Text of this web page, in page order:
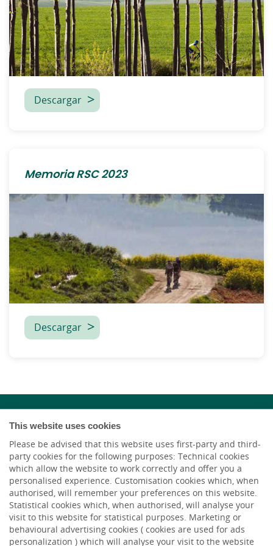
This website uses cookies
Please be advised that this website uses first-party and third-
party cookies for the following purposes: Technical cookies
which allow the website to work correctly and offer you a
personalised experience. Customisation cookies which, when
authorised, will remember your preferences on this website.
Statistical cookies which, when authorised, will analyse your
visit to this website for statistical purposes. Marketing or
behavioural advertising cookies ( cookies are used for ads
personalization ) which will analyse your visit to the website
Descargar
Memoria RSC 2023
Descargar
HACER AQUÍ,
CRECER AQUÍ.